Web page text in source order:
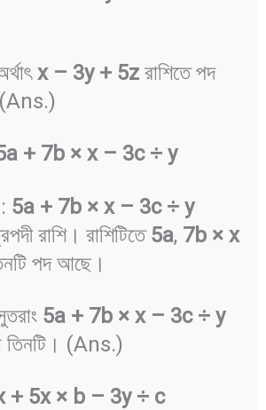
x – 3y + 5zরাশিতে পদ
(Ans.)
+ 7b ×x – 3c ÷y
5a + 7b ×x – 3c ÷y
রাশি। রাশিটিতে5a, 7b ×x
পদ আছে।
5a + 7b × x – 3c ÷y
তিনটি। (Ans.)
+ 5x ×b – 3y ÷c